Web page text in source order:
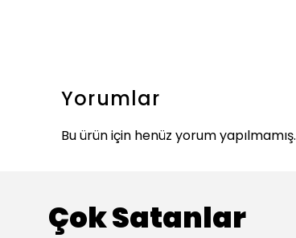
Yorumlar
Bu ürün için henüz yorum yapılmamış.
Çok Satanlar